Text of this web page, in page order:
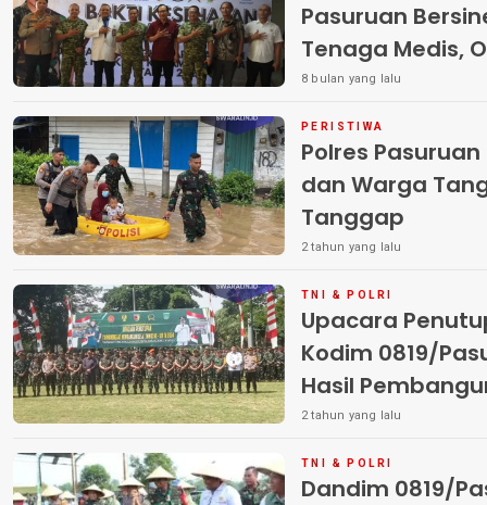
Pasuruan
Tenaga Medis,
Massal di
Pasien
8 bulan yang lalu
PERISTIWA
Polres
dan Warga
Tanggap
2 tahun yang lalu
TNI & POLRI
Upacara
Kodim 0819/
Hasil
2 tahun yang lalu
TNI & POLRI
Dandim 0819/